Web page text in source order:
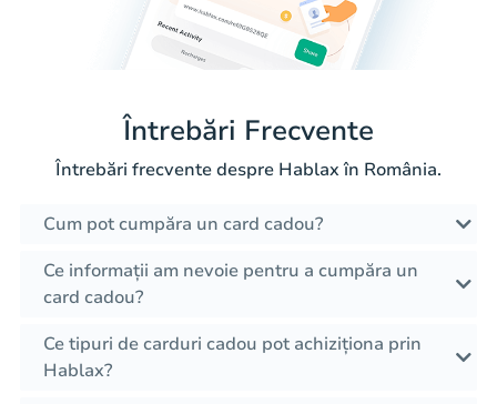
Întrebări Frecvente
Întrebări frecvente despre Hablax în România.
Cum pot cumpăra un card cadou?
Ce informații am nevoie pentru a cumpăra un
card cadou?
Ce tipuri de carduri cadou pot achiziționa prin
Hablax?